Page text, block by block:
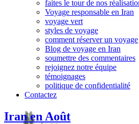
faites le tour de nos
Voyage responsable en Iran
voyage vert
styles de voyage
comment réserver un voyage
Blog de voyage en Iran
soumettre des commentaires
rejoignez notre équipe
témoignages
politique de confidentialité
Contactez
Iran en Août